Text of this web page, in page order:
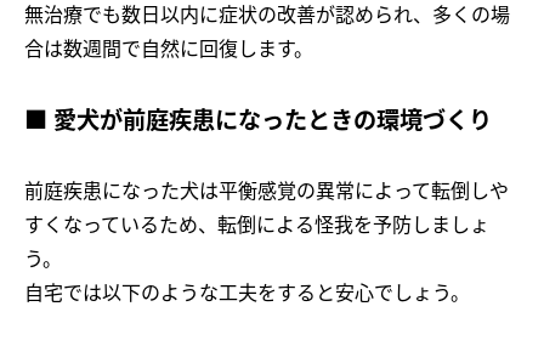
無治療でも数日以内に症状の改善が認められ、多くの場
合は数週間で自然に回復します。
■ 愛犬が前庭疾患になったときの環境づくり
前庭疾患になった犬は平衡感覚の異常によって転倒しや
すくなっているため、転倒による怪我を予防しましょ
う。
自宅では以下のような工夫をすると安心でしょう。